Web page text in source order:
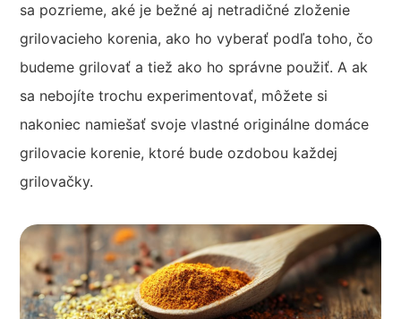
sa pozrieme, aké je bežné aj netradičné zloženie
grilovacieho korenia, ako ho vyberať podľa toho, čo
budeme grilovať a tiež ako ho správne použiť. A ak
sa nebojíte trochu experimentovať, môžete si
nakoniec namiešať svoje vlastné originálne domáce
grilovacie korenie, ktoré bude ozdobou každej
grilovačky.